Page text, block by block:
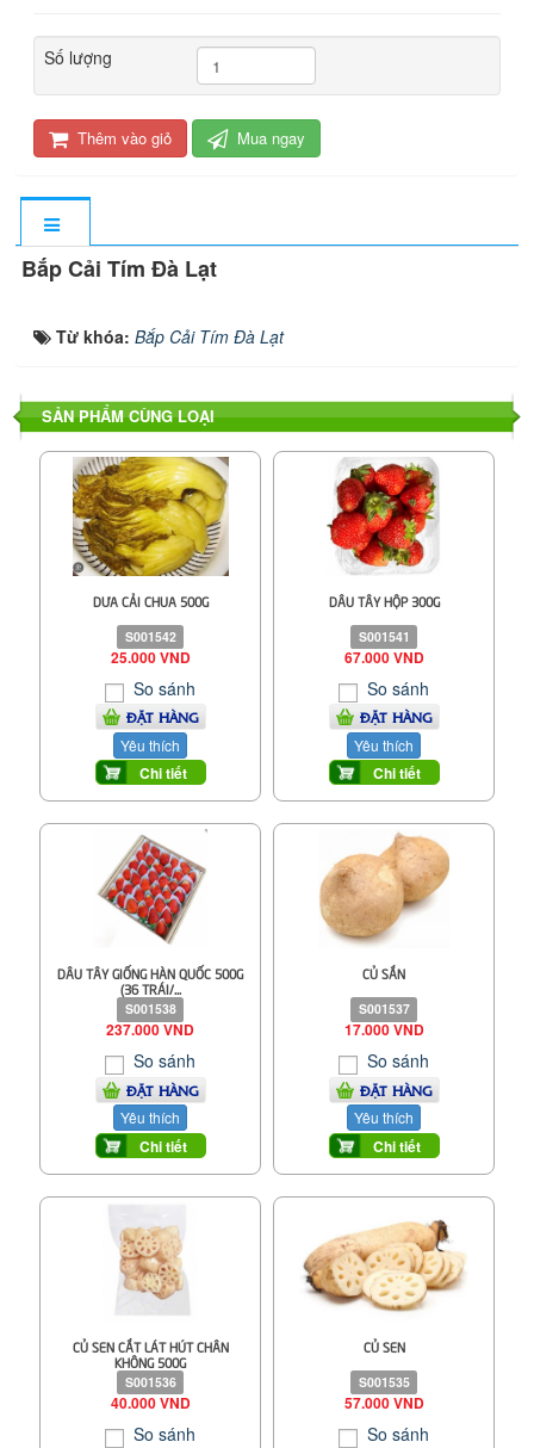
Số lượng
Thêm vào giỏ Mua ngay
Bắp Cải Tím Đà Lạt
Từ khóa: Bắp Cải Tím Đà Lạt
SẢN PHẨM CÙNG LOẠI
DƯA CẢI CHUA 500G
S001542
25.000 VND
So sánh
ĐẶT HÀNG
Yêu thích
Chi tiết
DÂU TÂY HỘP 300G
S001541
67.000 VND
So sánh
ĐẶT HÀNG
Yêu thích
Chi tiết
DÂU TÂY GIỐNG HÀN QUỐC 500G
(36 TRÁI/...
S001538
237.000 VND
So sánh
ĐẶT HÀNG
Yêu thích
Chi tiết
CỦ SẮN
S001537
17.000 VND
So sánh
ĐẶT HÀNG
Yêu thích
Chi tiết
CỦ SEN CẮT LÁT HÚT CHÂN
KHÔNG 500G
S001536
40.000 VND
So sánh
CỦ SEN
S001535
57.000 VND
So sánh